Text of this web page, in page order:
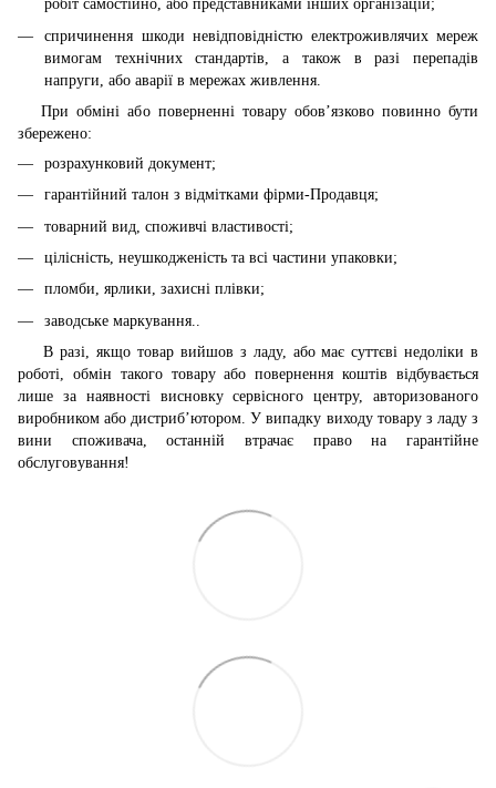
робіт самостійно, або представниками інших організацій;
спричинення шкоди невідповідністю електроживлячих мереж
вимогам технічних стандартів, а також в разі перепадів
напруги, або аварії в мережах живлення.
При обміні або поверненні товару обов’язково повинно бути
збережено:
розрахунковий документ;
гарантійний талон з відмітками фірми-Продавця;
товарний вид, споживчі властивості;
цілісність, неушкодженість та всі частини упаковки;
пломби, ярлики, захисні плівки;
заводське маркування..
В разі, якщо товар вийшов з ладу, або має суттєві недоліки в
роботі, обмін такого товару або повернення коштів відбувається
лише за наявності висновку сервісного центру, авторизованого
виробником або дистриб’ютором. У випадку виходу товару з ладу з
вини споживача, останній втрачає право на гарантійне
обслуговування!